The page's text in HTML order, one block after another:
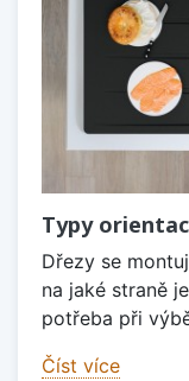
Typy
Dřezy se
na jaké straně
potřeba při
Číst více